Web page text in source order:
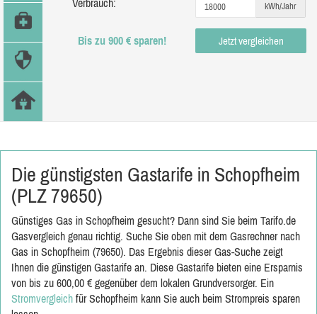
Verbrauch: kWh/Jahr
Bis zu 900 € sparen! Jetzt vergleichen
Die günstigsten Gastarife in Schopfheim
(PLZ 79650)
Günstiges Gas in Schopfheim gesucht? Dann sind Sie beim Tarifo.de
Gasvergleich genau richtig. Suche Sie oben mit dem Gasrechner nach
Gas in Schopfheim (79650). Das Ergebnis dieser Gas-Suche zeigt
Ihnen die günstigen Gastarife an. Diese Gastarife bieten eine Ersparnis
von bis zu 600,00 € gegenüber dem lokalen Grundversorger. Ein
Stromvergleich für Schopfheim kann Sie auch beim Strompreis sparen